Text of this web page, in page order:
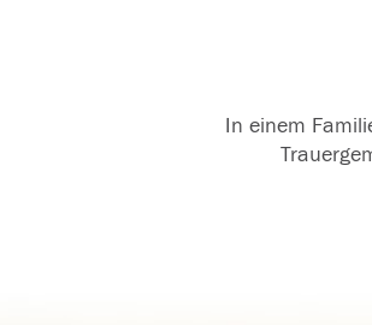
In einem